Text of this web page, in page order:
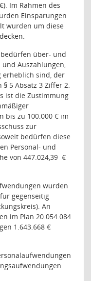
Im Rahmen des
Einsparungen
wurden um diese
bedürfen über- und
Auszahlungen,
erheblich sind, der
5 Absatz 3 Ziffer 2.
ist die Zustimmung
bis zu 100.000 € im
zur
bedürfen diese
Personal- und
von 447.024,39 €
wurden
gegenseitig
An
im Plan 20.054.084
1.643.668 €